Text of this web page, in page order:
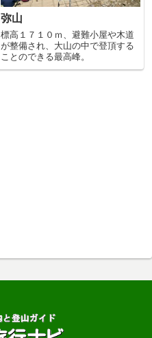
弥山
標高１７１０ｍ、避難小屋や木道
が整備され、大山の中で登頂する
ことのできる最高峰。